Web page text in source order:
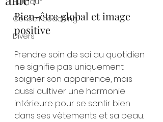
Conseil coaching
Divers
Bien-être global et image
positive
Prendre soin de soi au quotidien
ne signifie pas uniquement
soigner son apparence, mais
aussi cultiver une harmonie
intérieure pour se sentir bien
dans ses vêtements et sa peau.